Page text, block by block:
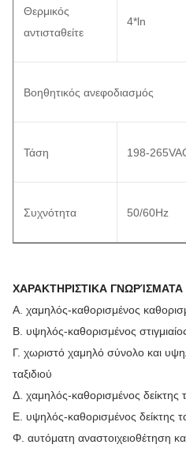
Θερμικός
αντισταθείτε
4*ln
Βοηθητικός ανεφοδιασμός
Τάση 198-
Συχνότητα 50/60Hz
ΧΑΡΑΚΤΗΡΙΣΤΙΚΑ ΓΝΩΡΊΣΜΑΤΑ
Α. χαμηλός-καθορισμένος
Β. υψηλός-καθορισμένος
Γ. χωριστό χαμηλό σύνολο και
ταξιδιού
Δ. χαμηλός-καθορισμένος δείκτης
Ε. υψηλός-καθορισμένος δείκτης
Φ. αυτόματη αναστοιχειοθέτηση